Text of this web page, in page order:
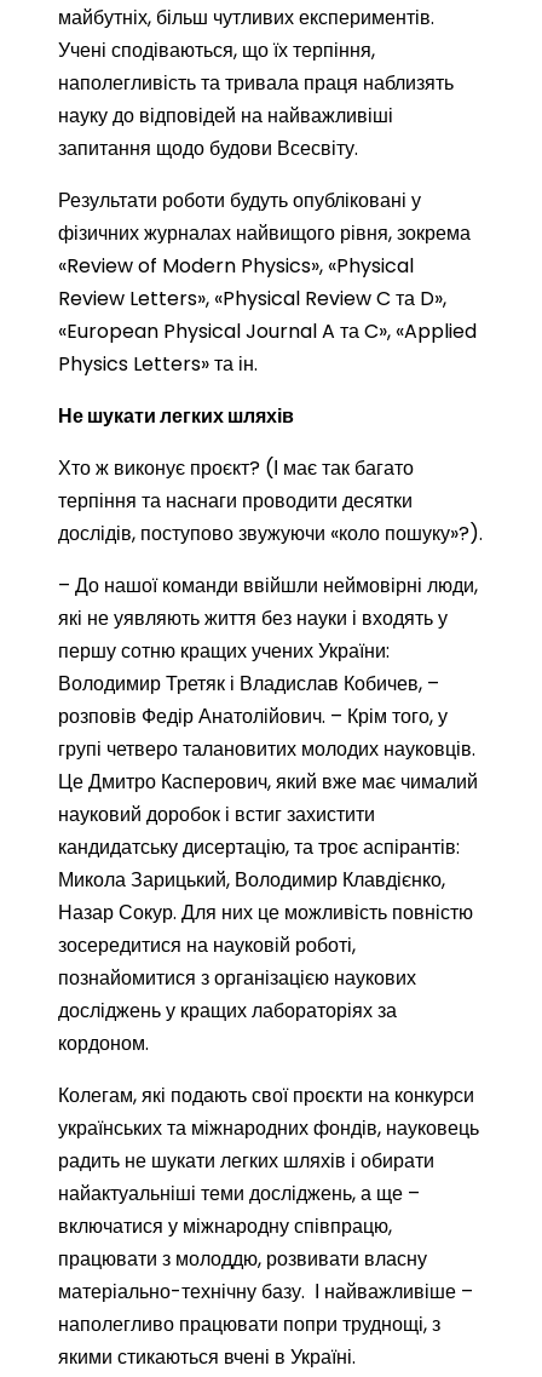
майбутніх, більш чутливих експериментів.
Учені сподіваються, що їх терпіння,
наполегливість та тривала праця наблизять
науку до відповідей на найважливіші
запитання щодо будови Всесвіту.
Результати роботи будуть опубліковані у
фізичних журналах найвищого рівня, зокрема
«Review of Modern Physics», «Physical
Review Letters», «Physical Review C та D»,
«European Physical Journal A та C», «Applied
Physics Letters» та ін.
Не шукати легких шляхів
Хто ж виконує проєкт? (І має так багато
терпіння та наснаги проводити десятки
дослідів, поступово звужуючи «коло пошуку»?).
– До нашої команди ввійшли неймовірні люди,
які не уявляють життя без науки і входять у
першу сотню кращих учених України:
Володимир Третяк і Владислав Кобичев, –
розповів Федір Анатолійович. – Крім того, у
групі четверо талановитих молодих науковців.
Це Дмитро Касперович, який вже має чималий
науковий доробок і встиг захистити
кандидатську дисертацію, та троє аспірантів:
Микола Зарицький, Володимир Клавдієнко,
Назар Сокур. Для них це можливість повністю
зосередитися на науковій роботі,
познайомитися з організацією наукових
досліджень у кращих лабораторіях за
кордоном.
Колегам, які подають свої проєкти на конкурси
українських та міжнародних фондів, науковець
радить не шукати легких шляхів і обирати
найактуальніші теми досліджень, а ще –
включатися у міжнародну співпрацю,
працювати з молоддю, розвивати власну
матеріально-технічну базу. І найважливіше –
наполегливо працювати попри труднощі, з
якими стикаються вчені в Україні.